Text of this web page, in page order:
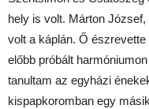
hely is volt. Márton
volt a káplán. Ő
előbb próbált
tanultam az egyházi
kispapkoromban egy